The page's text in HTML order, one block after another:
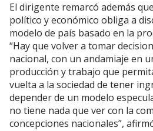
El dirigente remarcó además
político y económico obliga a
modelo de país basado en la
“Hay que volver a tomar
nacional, con un andamiaje en
producción y trabajo que
vuelta a la sociedad de tener
depender de un modelo
no tiene nada que ver con la
concepciones nacionales”,